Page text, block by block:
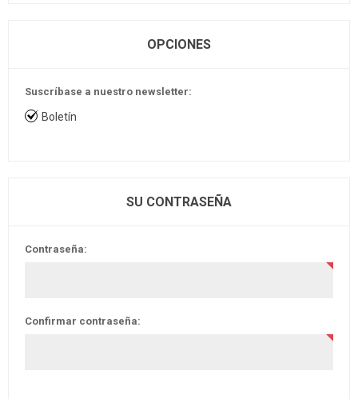
OPCIONES
Suscríbase a nuestro newsletter:
Boletín
SU CONTRASEÑA
Contraseña:
Confirmar contraseña: